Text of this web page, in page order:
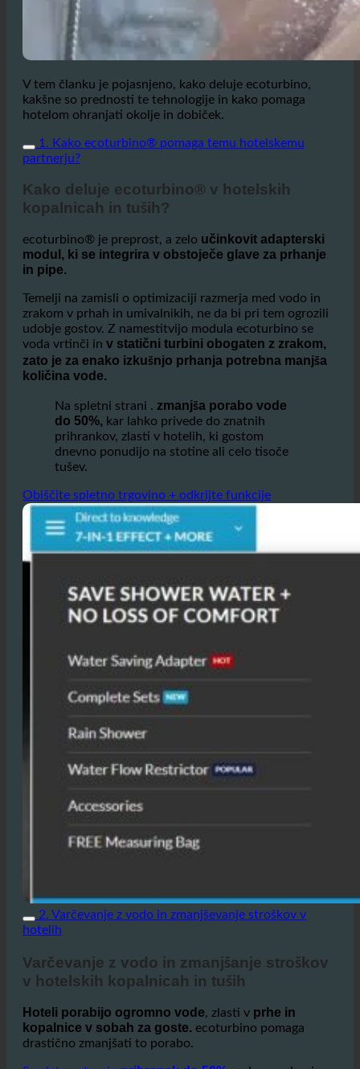
V tem članku je pojasnjeno, kako deluje ecoturbino,
kakšne so prednosti te tehnologije in kako pomaga
1. Kako ecoturbino® pomaga temu hotelskemu
Kako deluje ecoturbino® v hotelskih
ecoturbino® je preprost, a zeloučinkovit adapterski
modul, ki se integrira v obstoječe glave za prhanje
Temelji na zamisli o optimizaciji razmerja med vodo in
zrakom v prhah in umivalnikih, ne da bi pri tem ogrozili
udobje gostov. Z namestitvijo modula ecoturbino se
voda vrtinči inv statični turbini obogaten z zrakom,
zato je za enako izkušnjo prhanja potrebna manjša
Na spletni strani .zmanjša porabo vode
do 50%,kar lahko privede do znatnih
prihrankov, zlasti v hotelih, ki gostom
dnevno ponudijo na stotine ali celo tisoče
Obiščite spletno trgovino + odkrijte funkcije
2. Varčevanje z vodo in zmanjševanje stroškov v
Varčevanje z vodo in zmanjšanje stroškov
Hoteli porabijo ogromno vode, zlasti vprhe in
kopalnice v sobah za goste.ecoturbino pomaga